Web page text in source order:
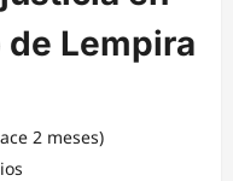
Lempira
2 meses)